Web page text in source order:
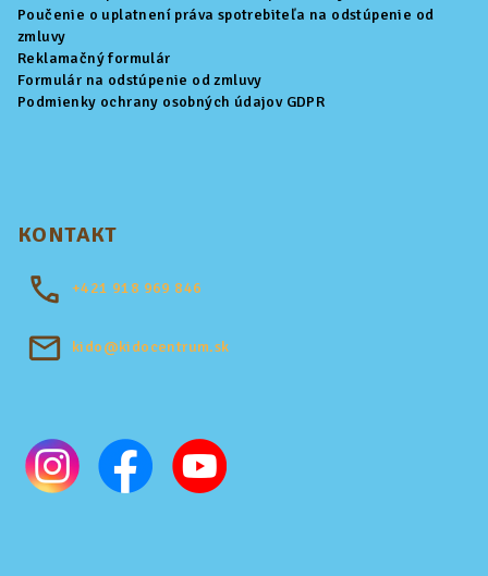
Poučenie o uplatnení práva spotrebiteľa na odstúpenie od
zmluvy
Reklamačný formulár
Formulár na odstúpenie od zmluvy
Podmienky ochrany osobných údajov GDPR
KONTAKT
+421 918 969 846
kido@kidocentrum.sk